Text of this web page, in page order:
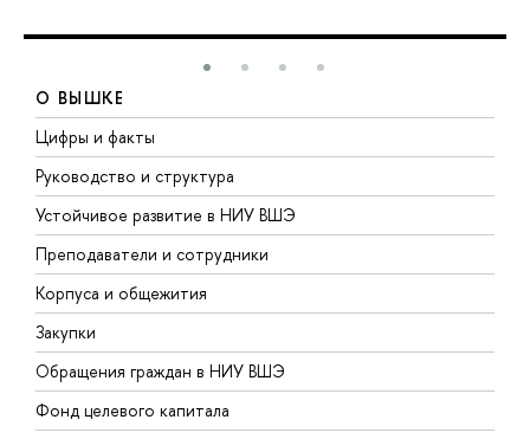
О ВЫШКЕ
Цифры и факты
Руководство и структура
Устойчивое развитие в НИУ ВШЭ
Преподаватели и сотрудники
Корпуса и общежития
Закупки
Обращения граждан в НИУ ВШЭ
Фонд целевого капитала